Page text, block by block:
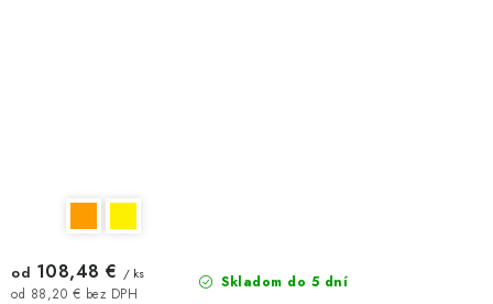
Skladom do 5 dní
od 88,20 € bez DPH
od 108,48 € / ks